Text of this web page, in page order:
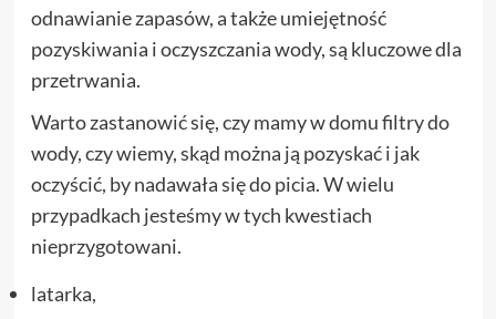
odnawianie zapasów, a także umiejętność
pozyskiwania i oczyszczania wody, są kluczowe dla
przetrwania.
Warto zastanowić się, czy mamy w domu filtry do
wody, czy wiemy, skąd można ją pozyskać i jak
oczyścić, by nadawała się do picia. W wielu
przypadkach jesteśmy w tych kwestiach
nieprzygotowani.
latarka,